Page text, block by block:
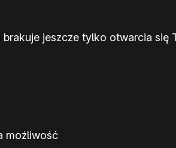
brakuje jeszcze tylko otwarcia się
możliwość